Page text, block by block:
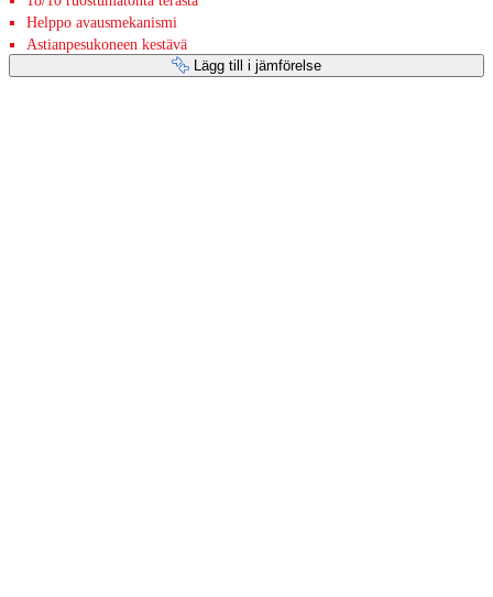
Helppo avausmekanismi
Astianpesukoneen kestävä
Lägg till i jämförelse